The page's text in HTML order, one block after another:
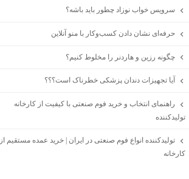
سرویس خواب نوزاد چطور باید باشه؟
حرفه‌ای نشان دادن کسب‌وکار با منو آنلاین
چگونه رزین و هاردنر را مخلوط کنیم؟
آیا تجهیزات دندان پزشکی خطرناک است؟؟؟
راهنمای انتخاب و خرید فوم صنعتی با کیفیت از کارخانه
تولیدکننده
تولیدکننده انواع فوم صنعتی در ایران | خرید عمده مستقیم از
کارخانه